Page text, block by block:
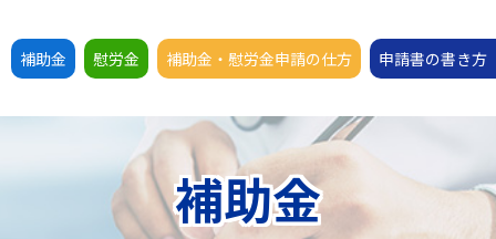
補助金 慰労金 補助金・慰労金申請の仕方 申請書の書き方
補助金